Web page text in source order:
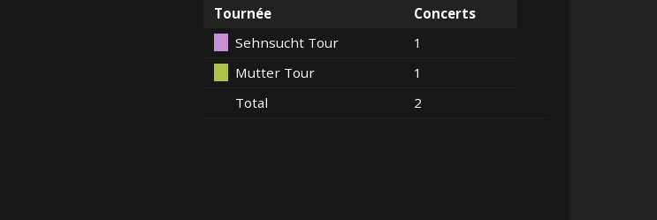
Tournée
Concerts
Sehnsucht Tour
1
Mutter Tour
1
Total
2